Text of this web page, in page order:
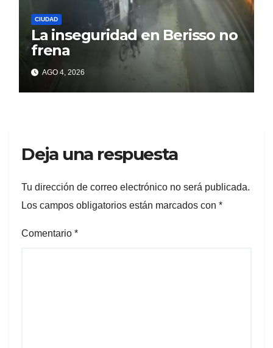
CIUDAD
La inseguridad en Berisso no
frena
AGO 4, 2026
Deja una respuesta
Tu dirección de correo electrónico no será publicada.
Los campos obligatorios están marcados con *
Comentario *